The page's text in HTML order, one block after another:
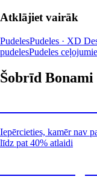
Atklājiet vairāk
PudelesPudeles · XD
pudelesPudeles
Šobrīd Bonami
Iepērcieties, kamēr nav
līdz pat 40% atlaidi